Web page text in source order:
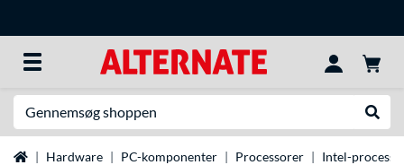
StartsideHardware PC-komponenter Processorer Intel-